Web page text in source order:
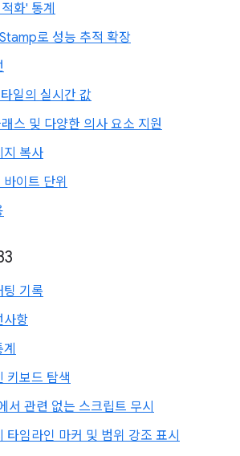
화' 통계
로 성능 추적 확장
일의 실시간 값
스 및 다양한 의사 요소 지원
지 복사
이트 단위
팅 기록
사항
키보드 탐색
서 관련 없는 스크립트 무시
타임라인 마커 및 범위 강조 표시